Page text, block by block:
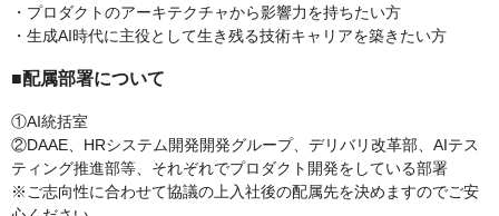
・プロダクトのアーキテクチャから影響力を持ちたい方
・生成AI時代に主役として生き残る技術キャリアを築きたい方
■配属部署について
①AI統括室
②DAAE、HRシステム開発開発グループ、デリバリ改革部、AIテス
ティング推進部等、それぞれでプロダクト開発をしている部署
※ご志向性に合わせて協議の上入社後の配属先を決めますのでご安